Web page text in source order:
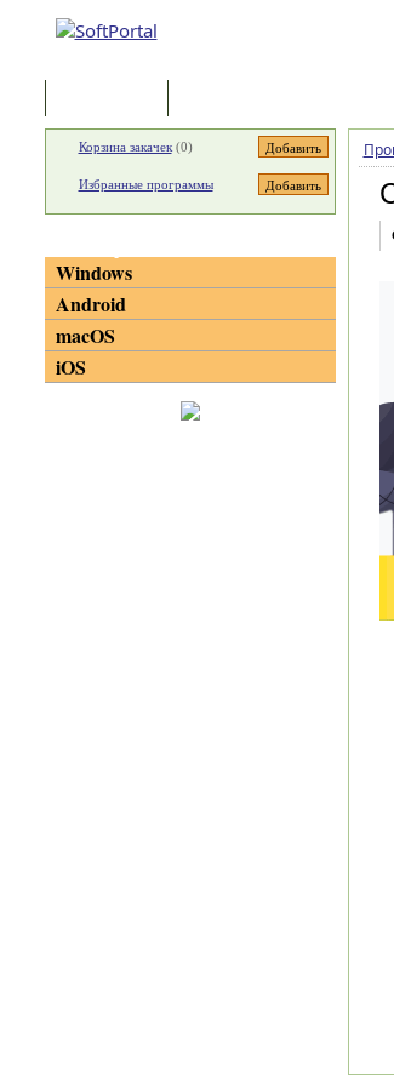
Корзина закачек(0)
Избранные программы
Windows
Android
macOS
iOS